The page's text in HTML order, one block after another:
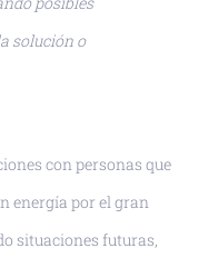
solución o
con personas que
energía por el gran
situaciones futuras,